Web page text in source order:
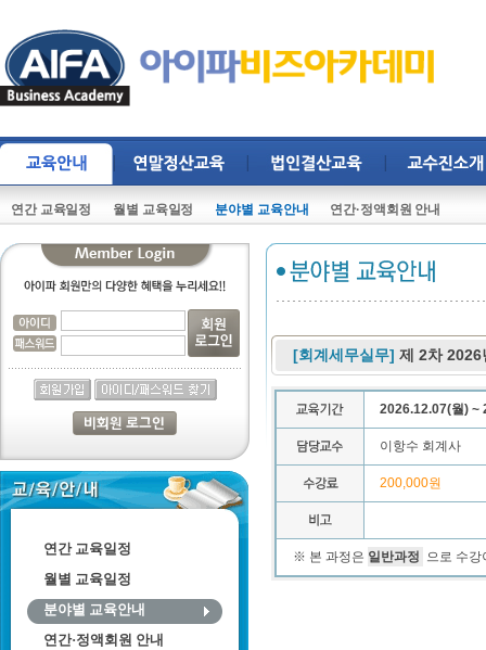
연간 교육일정 월별 교육일정 분야별 교육안내 연간·정액회원 안내
연간 교육일정
월별 교육일정
분야별 교육안내
연간·정액회원 안내